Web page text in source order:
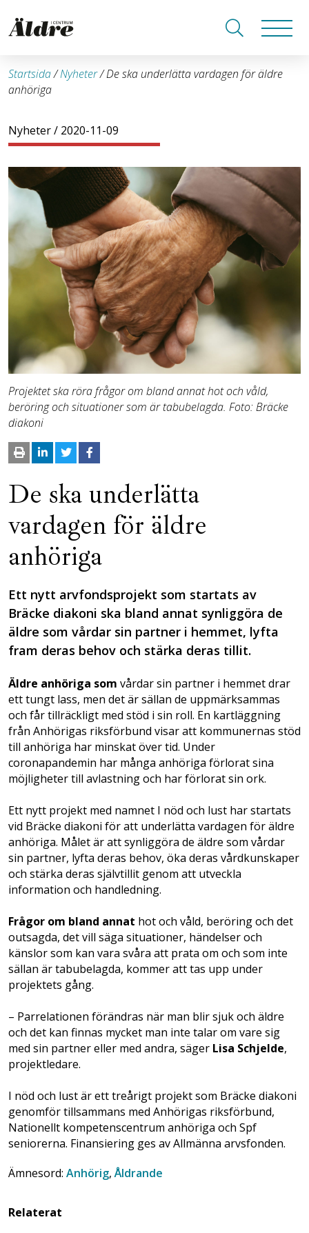
Startsida/Nyheter/De ska underlätta vardagen för äldre
anhöriga
Nyheter/ 2020-11-09
Projektet ska röra frågor om bland annat hot och våld,
beröring och situationer som är tabubelagda. Foto: Bräcke
diakoni
De ska underlätta
vardagen för äldre
anhöriga
Ett nytt arvfondsprojekt som startats av
Bräcke diakoni ska bland annat synliggöra de
äldre som vårdar sin partner i hemmet, lyfta
fram deras behov och stärka deras tillit.
Äldre anhöriga som vårdar sin partner i hemmet drar
ett tungt lass, men det är sällan de uppmärksammas
och får tillräckligt med stöd i sin roll. En kartläggning
från Anhörigas riksförbund visar att kommunernas stöd
till anhöriga har minskat över tid. Under
coronapandemin har många anhöriga förlorat sina
möjligheter till avlastning och har förlorat sin ork.
Ett nytt projekt med namnet I nöd och lust har startats
vid Bräcke diakoni för att underlätta vardagen för äldre
anhöriga. Målet är att synliggöra de äldre som vårdar
sin partner, lyfta deras behov, öka deras vårdkunskaper
och stärka deras självtillit genom att utveckla
information och handledning.
Frågor om bland annat hot och våld, beröring och det
outsagda, det vill säga situationer, händelser och
känslor som kan vara svåra att prata om och som inte
sällan är tabubelagda, kommer att tas upp under
projektets gång.
– Parrelationen förändras när man blir sjuk och äldre
och det kan finnas mycket man inte talar om vare sig
med sin partner eller med andra, säger Lisa Schjelde,
projektledare.
I nöd och lust är ett treårigt projekt som Bräcke diakoni
genomför tillsammans med Anhörigas riksförbund,
Nationellt kompetenscentrum anhöriga och Spf
seniorerna. Finansiering ges av Allmänna arvsfonden.
Ämnesord: Anhörig,Åldrande
Relaterat